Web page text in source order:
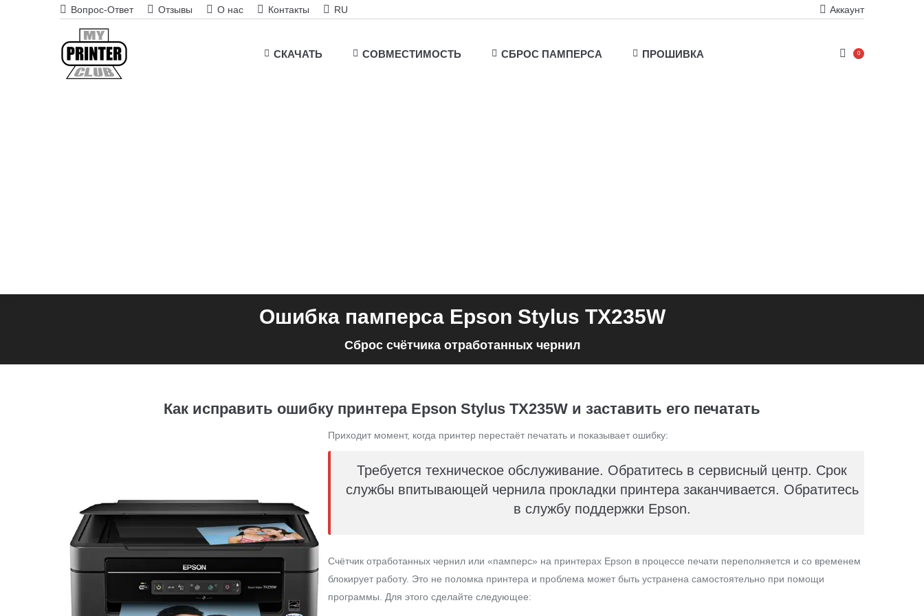
Вопрос-Ответ Отзывы О нас Контакты RU Аккаунт
СКАЧАТЬ СОВМЕСТИМОСТЬ СБРОС ПАМПЕРСА ПРОШИВКА 0
Ошибка памперса Epson Stylus TX235W
Сброс счётчика отработанных чернил
Как исправить ошибку принтера Epson Stylus TX235W и заставить его печатать
Приходит момент, когда принтер перестаёт печатать и показывает ошибку:
Требуется техническое обслуживание. Обратитесь в сервисный центр. Срок
службы впитывающей чернила прокладки принтера заканчивается. Обратитесь
в службу поддержки Epson.
Счётчик отработанных чернил или «памперс» на принтерах Epson в процессе печати переполняется и со временем
блокирует работу. Это не поломка принтера и проблема может быть устранена самостоятельно при помощи
программы. Для этого сделайте следующее: